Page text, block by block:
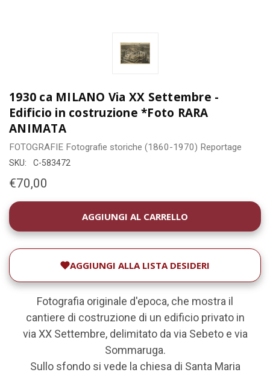
1930 ca MILANO Via XX Settembre -
Edificio in costruzione *Foto RARA
ANIMATA
FOTOGRAFIE Fotografie storiche (1860-1970) Reportage
SKU: C-583472
€70,00
DISPONIBILITÀ
ATTUALE:
AGGIUNGI ALLA LISTA DESIDERI
Fotografia originale d'epoca, che mostra il
cantiere di costruzione di un edificio privato in
via XX Settembre, delimitato da via Sebeto e via
Sommaruga.
Sullo sfondo si vede la chiesa di Santa Maria